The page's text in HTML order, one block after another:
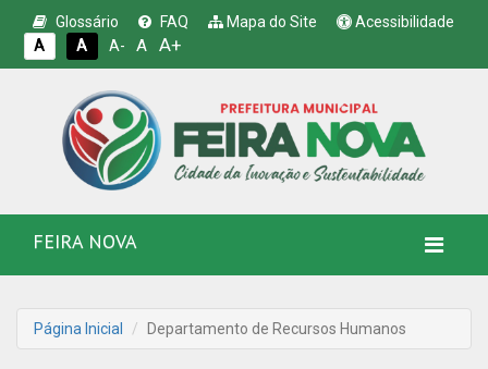
Glossário FAQ Mapa do Site
Acessibilidade
A
A A- A A+
FEIRA NOVA
Página Inicial Departamento de Recursos Humanos